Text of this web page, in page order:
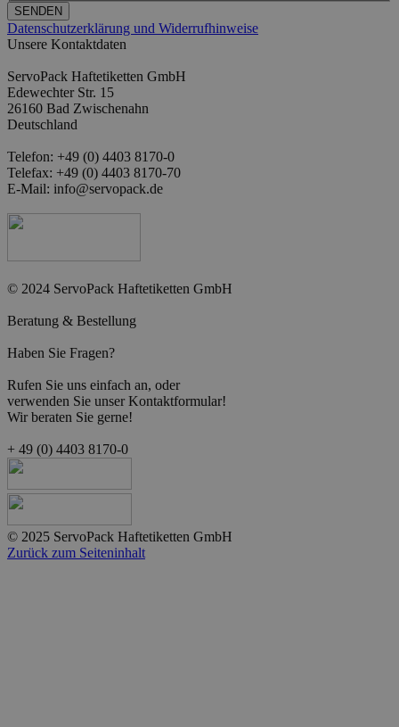
Datenschutzerklärung und Widerrufhinweise
Unsere Kontaktdaten
ServoPack Haftetiketten GmbH
Edewechter Str. 15
26160 Bad Zwischenahn
Deutschland
Telefon: +49 (0) 4403 8170-0
Telefax: +49 (0) 4403 8170-70
E-Mail: info@servopack.de
© 2024 ServoPack Haftetiketten GmbH
Beratung & Bestellung
Haben Sie Fragen?
Rufen Sie uns einfach an, oder
verwenden Sie unser Kontaktformular!
Wir beraten Sie gerne!
+ 49 (0) 4403 8170-0
© 2025 ServoPack Haftetiketten GmbH
Zurück zum Seiteninhalt